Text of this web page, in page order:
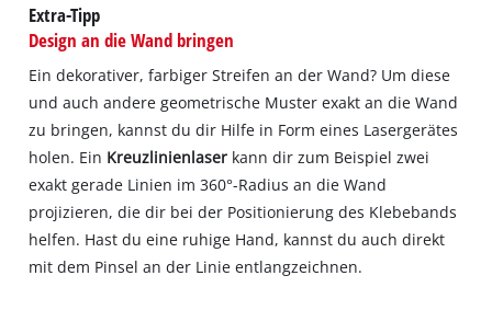
Extra-Tipp
Design an die Wand bringen
Ein dekorativer, farbiger Streifen an der Wand? Um diese
und auch andere geometrische Muster exakt an die Wand
zu bringen, kannst du dir Hilfe in Form eines Lasergerätes
holen. Ein Kreuzlinienlaser kann dir zum Beispiel zwei
exakt gerade Linien im 360°-Radius an die Wand
projizieren, die dir bei der Positionierung des Klebebands
helfen. Hast du eine ruhige Hand, kannst du auch direkt
mit dem Pinsel an der Linie entlangzeichnen.